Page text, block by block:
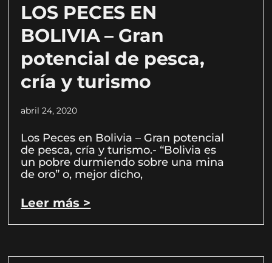
LOS PECES EN
BOLIVIA – Gran
potencial de pesca,
cría y turismo
abril 24, 2020
Los Peces en Bolivia – Gran potencial
de pesca, cría y turismo.- “Bolivia es
un pobre durmiendo sobre una mina
de oro” o, mejor dicho,
Leer más >